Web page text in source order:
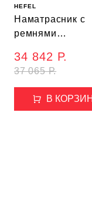
HEFEL
Наматрасник с
ремнями
см
37 065 Р.
34 842 Р.
В